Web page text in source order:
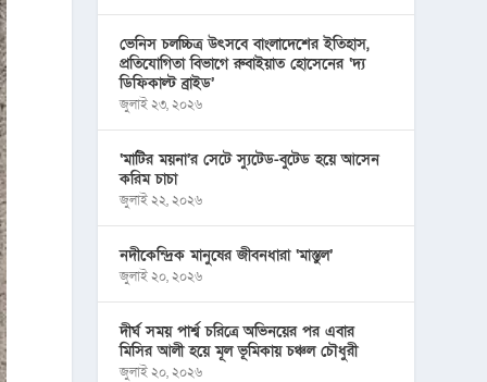
ভেনিস চলচ্চিত্র উৎসবে বাংলাদেশের ইতিহাস,
প্রতিযোগিতা বিভাগে রুবাইয়াত হোসেনের ‘দ্য
ডিফিকাল্ট ব্রাইড’
জুলাই ২৩, ২০২৬
‘মাটির ময়না’র সেটে স্যুটেড-বুটেড হয়ে আসেন
করিম চাচা
জুলাই ২২, ২০২৬
নদীকেন্দ্রিক মানুষের জীবনধারা ‘মাস্তুল’
জুলাই ২০, ২০২৬
দীর্ঘ সময় পার্শ্ব চরিত্রে অভিনয়ের পর এবার
মিসির আলী হয়ে মূল ভূমিকায় চঞ্চল চৌধুরী
জুলাই ২০, ২০২৬